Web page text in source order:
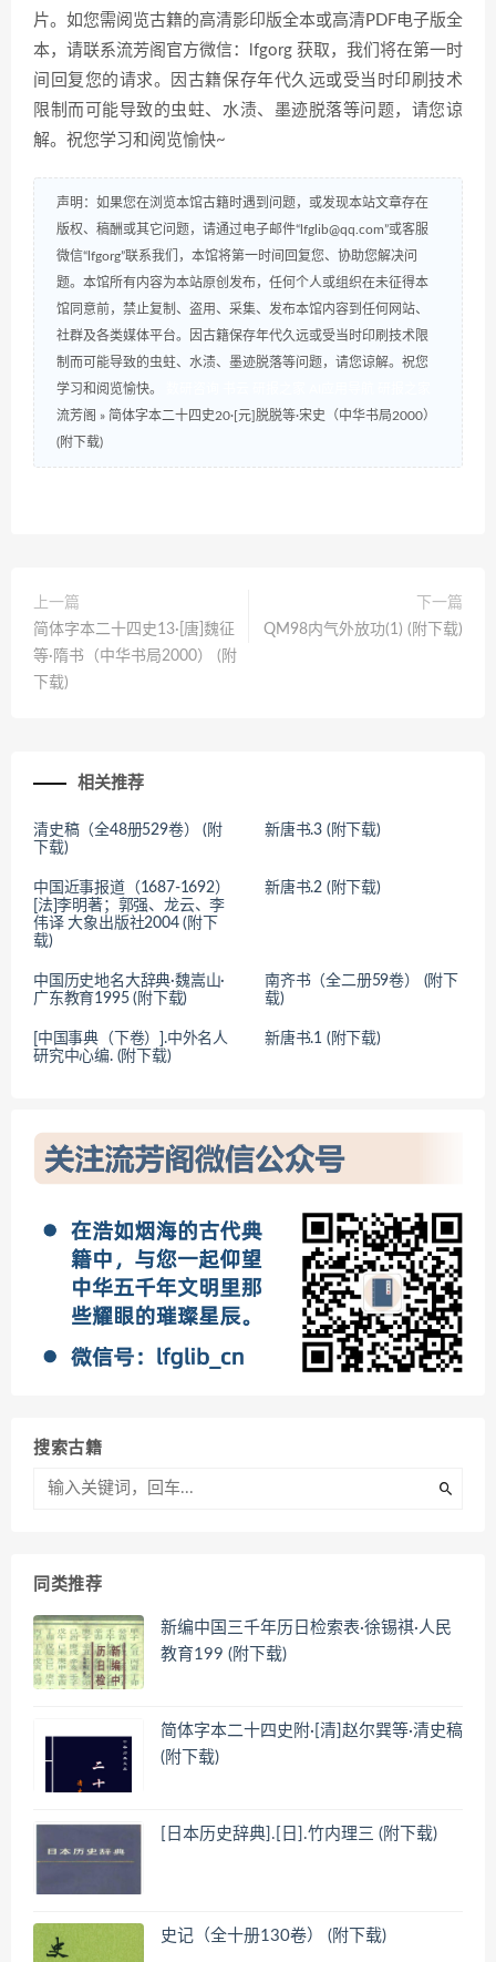
片。如您需阅览古籍的高清影印版全本或高清PDF电子版全
本，请联系流芳阁官方微信：lfgorg 获取，我们将在第一时
间回复您的请求。因古籍保存年代久远或受当时印刷技术
限制而可能导致的虫蛀、水渍、墨迹脱落等问题，请您谅
解。祝您学习和阅览愉快~
声明：如果您在浏览本馆古籍时遇到问题，或发现本站文章存在
版权、稿酬或其它问题，请通过电子邮件“lfglib@qq.com”或客服
微信“lfgorg”联系我们，本馆将第一时间回复您、协助您解决问
题。本馆所有内容为本站原创发布，任何个人或组织在未征得本
馆同意前，禁止复制、盗用、采集、发布本馆内容到任何网站、
社群及各类媒体平台。因古籍保存年代久远或受当时印刷技术限
制而可能导致的虫蛀、水渍、墨迹脱落等问题，请您谅解。祝您
学习和阅览愉快。
流芳阁 » 简体字本二十四史20·[元]脱脱等·宋史（中华书局2000）
(附下载)
上一篇
简体字本二十四史13·[唐]魏征
等·隋书（中华书局2000） (附
下载)
下一篇
QM98内气外放功(1) (附下载)
相关推荐
清史稿（全48册529卷） (附
下载)
新唐书.3 (附下载)
中国近事报道（1687-1692）
[法]李明著；郭强、龙云、李
伟译 大象出版社2004 (附下
载)
新唐书.2 (附下载)
中国历史地名大辞典·魏嵩山·
广东教育1995 (附下载)
南齐书（全二册59卷） (附下
载)
[中国事典（下卷）].中外名人
研究中心编. (附下载)
新唐书.1 (附下载)
搜索古籍
同类推荐
新编中国三千年历日检索表·徐锡祺·人民
教育199 (附下载)
简体字本二十四史附·[清]赵尔巽等·清史稿
(附下载)
[日本历史辞典].[日].竹内理三 (附下载)
史记（全十册130卷） (附下载)